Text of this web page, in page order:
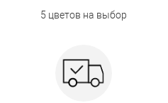
5 цветов на выбор